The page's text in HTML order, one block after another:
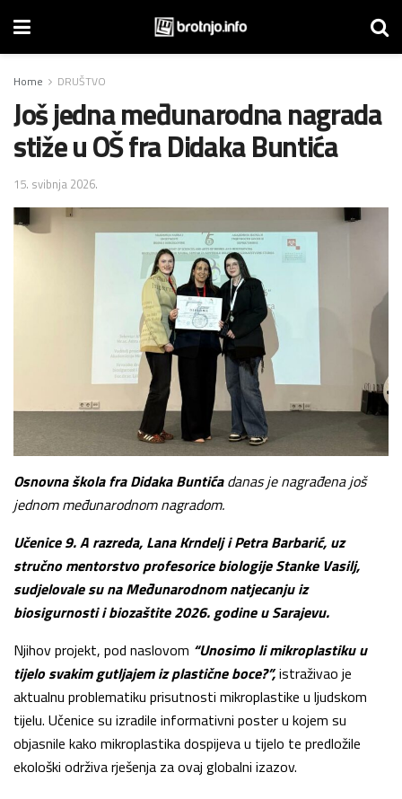
Home DRUŠTVO
Još jedna međunarodna nagrada
stiže u OŠ fra Didaka Buntića
15. svibnja 2026.
Osnovna škola fra Didaka Buntićadanas je nagrađena još
jednom međunarodnom nagradom.
Učenice 9. A razreda, Lana Krndelj i Petra Barbarić, uz
stručno mentorstvo profesorice biologije Stanke Vasilj,
sudjelovale su na Međunarodnom natjecanju iz
biosigurnosti i biozaštite 2026. godine u Sarajevu.
Njihov projekt, pod naslovom “Unosimo li mikroplastiku u
tijelo svakim gutljajem iz plastične boce?”,istraživao je
aktualnu problematiku prisutnosti mikroplastike u ljudskom
tijelu. Učenice su izradile informativni poster u kojem su
objasnile kako mikroplastika dospijeva u tijelo te predložile
ekološki održiva rješenja za ovaj globalni izazov.